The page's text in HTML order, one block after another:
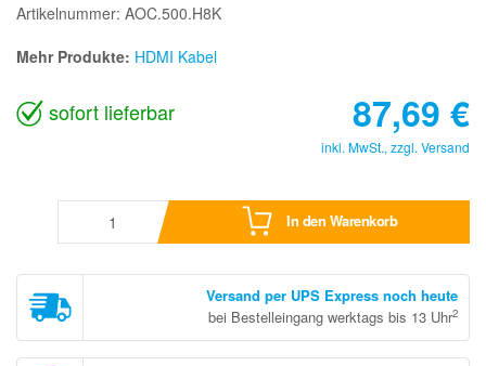
Artikelnummer: AOC.500.H8K
Mehr Produkte: HDMI Kabel
sofort lieferbar 87,69 €
inkl. MwSt., zzgl. Versand
In den Warenkorb
Versand per UPS Express noch heute
bei Bestelleingang werktags bis 13 Uhr2